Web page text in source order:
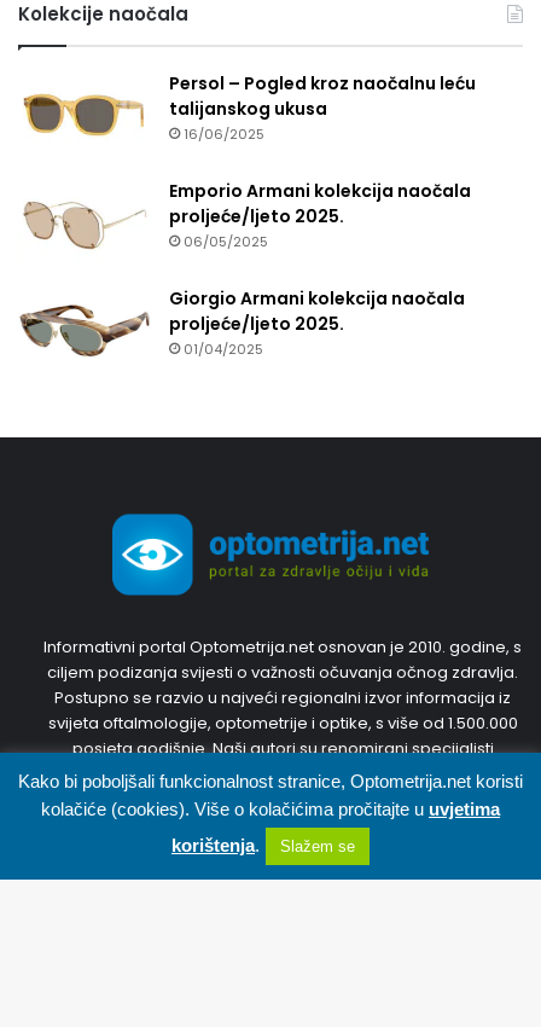
Kolekcije naočala
Persol – Pogled kroz naočalnu leću
talijanskog ukusa
16/06/2025
Emporio Armani kolekcija naočala
proljeće/ljeto 2025.
06/05/2025
Giorgio Armani kolekcija naočala
proljeće/ljeto 2025.
01/04/2025
Informativni portal Optometrija.net osnovan je 2010. godine, s
ciljem podizanja svijesti o važnosti očuvanja očnog zdravlja.
Postupno se razvio u najveći regionalni izvor informacija iz
svijeta oftalmologije, optometrije i optike, s više od 1.500.000
posjeta godišnje. Naši autori su renomirani specijalisti
oftalmologije i optometristi s inozemnim diplomama i
dugogodišnjim iskustvom. Trudit ćemo se predstaviti Vam
najnovije, točne i korisne informacije. Pridružite nam se,
sudjelujte u diskusijama i svojim prijedlozima kreirajte portal
zajedno s nama.
Facebook X WhatsApp Telegram Viber
Kako bi poboljšali funkcionalnost stranice, Optometrija.net koristi
kolačiće (cookies). Više o kolačićima pročitajte u uvjetima
korištenja. Slažem se